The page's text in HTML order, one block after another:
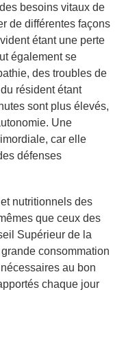
besoins vitaux de
de différentes façons
étant une perte
également se
des troubles de
résident étant
sont plus élevés,
Une
car elle
défenses
nutritionnels des
que ceux des
Supérieur de la
consommation
au bon
chaque jour